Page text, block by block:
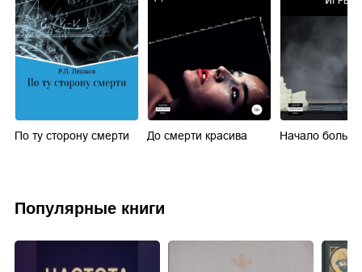
По ту сторону смерти До смерти красива Начало
Популярные книги